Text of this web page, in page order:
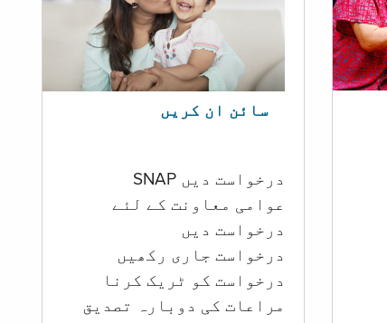
سائن ان کریں
درخواست دیں SNAP
عوامی معاونت کے لئے
درخواست دیں
درخواست جاری رکھیں
درخواست کو ٹریک کرنا
مراعات کی دوبارہ تصدیق